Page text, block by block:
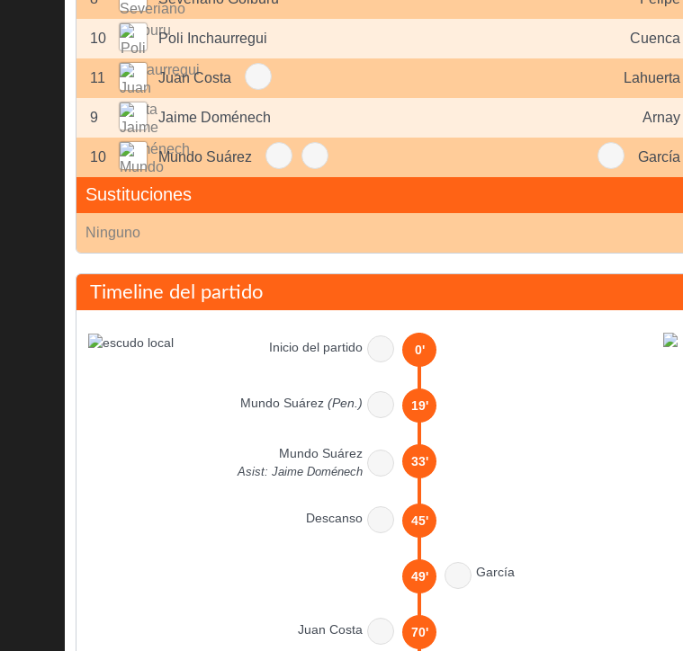
10 Poli Inchaurregui
11 Juan Costa
9 Jaime Doménech
10 Mundo Suárez
Sustituciones
Ninguno
Cuenca
Lahuerta
Arnay
García
Timeline del partido
Inicio del partido 0'
Mundo Suárez(Pen.) 19'
Mundo Suárez
Asist: Jaime Doménech
33'
Descanso 45'
García
49'
Juan Costa 70'